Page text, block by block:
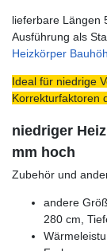
lieferbare Längen
Ausführung als
Heizkörper
Ideal für niedrige
Korrekturfaktoren
niedriger
mm hoch
Zubehör und
andere
280 cm,